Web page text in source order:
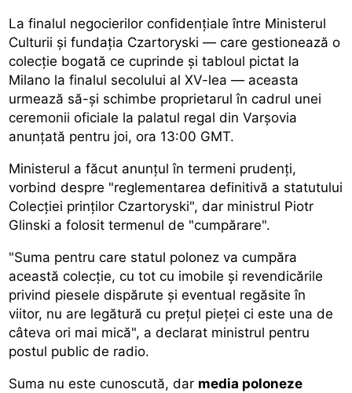
La finalul negocierilor confidențiale între Ministerul
Culturii și fundația Czartoryski — care gestionează o
colecție bogată ce cuprinde și tabloul pictat la
Milano la finalul secolului al XV-lea — aceasta
urmează să-și schimbe proprietarul în cadrul unei
ceremonii oficiale la palatul regal din Varșovia
anunțată pentru joi, ora 13:00 GMT.
Ministerul a făcut anunțul în termeni prudenți,
vorbind despre "reglementarea definitivă a statutului
Colecției prinților Czartoryski", dar ministrul Piotr
Glinski a folosit termenul de "cumpărare".
"Suma pentru care statul polonez va cumpăra
această colecție, cu tot cu imobile și revendicările
privind piesele dispărute și eventual regăsite în
viitor, nu are legătură cu prețul pieței ci este una de
câteva ori mai mică", a declarat ministrul pentru
postul public de radio.
Suma nu este cunoscută, dar media poloneze